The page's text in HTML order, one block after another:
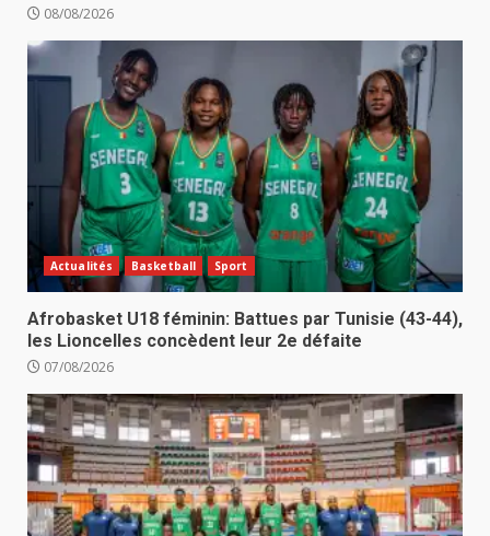
08/08/2026
Actualités Basketball Sport
Afrobasket U18 féminin: Battues par Tunisie (43-44),
les Lioncelles concèdent leur 2e défaite
07/08/2026